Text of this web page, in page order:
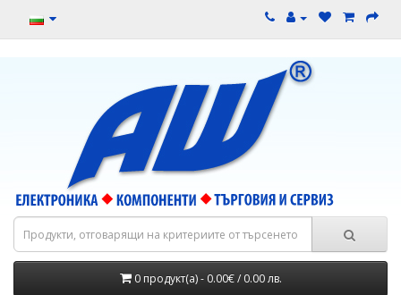
0 продукт(а) - 0.00€ / 0.00 лв.